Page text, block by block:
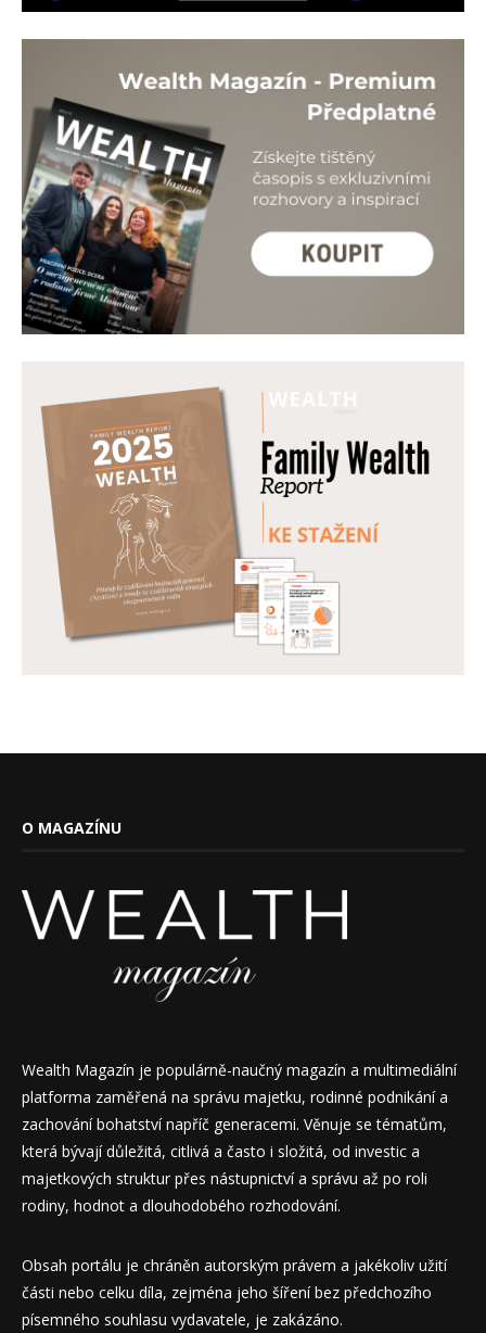
O MAGAZÍNU
Wealth Magazín je populárně-naučný magazín a multimediální
platforma zaměřená na správu majetku, rodinné podnikání a
zachování bohatství napříč generacemi. Věnuje se tématům,
která bývají důležitá, citlivá a často i složitá, od investic a
majetkových struktur přes nástupnictví a správu až po roli
rodiny, hodnot a dlouhodobého rozhodování.
Obsah portálu je chráněn autorským právem a jakékoliv užití
části nebo celku díla, zejména jeho šíření bez předchozího
písemného souhlasu vydavatele, je zakázáno.